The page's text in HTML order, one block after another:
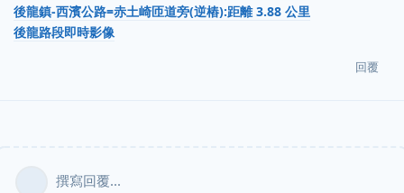
後龍鎮-西濱公路=赤土崎匝道旁(逆樁):距離 3.88 公里
後龍路段即時影像
回覆
撰寫回覆...